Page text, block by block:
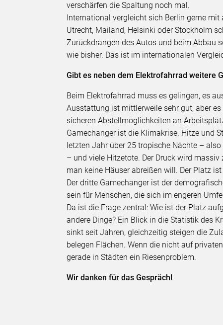
verschärfen die Spaltung noch mal.
International vergleicht sich Berlin gerne
Utrecht, Mailand, Helsinki oder Stockholm
Zurückdrängen des Autos und beim Abbau
wie bisher. Das ist im internationalen
Gibt es neben dem Elektrofahrrad weitere
Beim Elektrofahrrad muss es gelingen, es
Ausstattung ist mittlerweile sehr gut, aber
sicheren Abstellmöglichkeiten an
Gamechanger ist die Klimakrise. Hitze und
letzten Jahr über 25 tropische Nächte –
– und viele Hitzetote. Der Druck wird
man keine Häuser abreißen will. Der Platz
Der dritte Gamechanger ist der
sein für Menschen, die sich im engeren
Da ist die Frage zentral: Wie ist der Platz
andere Dinge? Ein Blick in die Statistik des
sinkt seit Jahren, gleichzeitig steigen die
belegen Flächen. Wenn die nicht auf
gerade in Städten ein Riesenproblem.
Wir danken für das Gespräch!